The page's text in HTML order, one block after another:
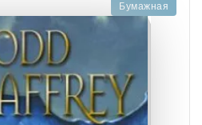
Бумажная